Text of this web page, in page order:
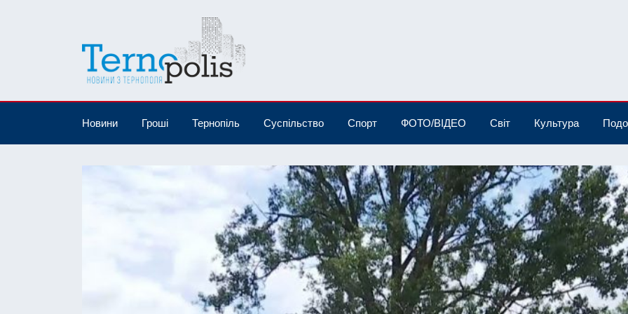
Новини Гроші Тернопіль Суспільство Спорт ФОТО/ВІДЕО Світ Культура